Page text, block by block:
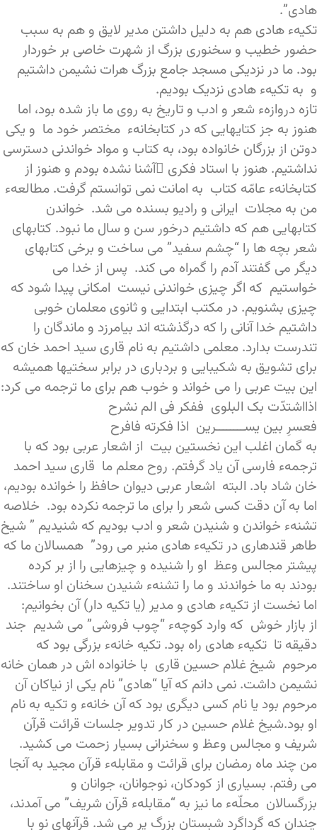
هادی”.
تکیهء هادی هم به دلیل داشتن مدیر لایق و هم به سبب
حضور خطیب و سخنوری بزرگ از شهرت خاصی بر خوردار
بود. ما در نزدیکی مسجد جامع بزرگ هرات نشیمن داشتیم
و به تکیهء هادی نزدیک بودیم.
تازه دروازهء شعر و ادب و تاریخ به روی ما باز شده بود، اما
هنوز به جز کتایهایی که در کتابخانهء مختصر خود ما و یکی
دوتن از بزرگان خانواده بود، به کتاب و مواد خواندنی دسترسی
نداشتیم. هنوز با استاد فکری َآشنا نشده بودم و هنوز از
کتابخانهء عامّه کتاب به امانت نمی توانستم گرفت. مطالعهء
من به مجلات ایرانی و رادیو بسنده می شد. خواندن
کتابهایی هم که داشتیم درخور سن و سال ما نبود. کتابهای
شعر بچه ها را “چشم سفید” می ساخت و برخی کتابهای
دیگر می گفتند آدم را گمراه می کند. پس از خدا می
خواستیم که اگر چیزی خواندنی نیست امکانی پیدا شود که
چیزی بشنویم. در مکتب ابتدایی و ثانوی معلمان خوبی
داشتیم خدا آنانی را که درگذشته اند بیامرزد و ماندگان را
تندرست بدارد. معلمی داشتیم به نام قاری سید احمد خان که
برای تشویق به شکیبایی و بردباری در برابر سختیها همیشه
این بیت عربی را می خواند و خوب هم برای ما ترجمه می کرد:
اذااشتدّت بک البلوی ففکر فی الم نشرح
فعسرِ بین یســــــــرین اذا فکرته فافرح
به گمان اغلب این نخستین بیت از اشعار عربی بود که با
ترجمهء فارسی آن یاد گرفتم. روح معلم ما قاری سید احمد
خان شاد باد. البته اشعار عربی دیوان حافظ را خوانده بودیم،
اما به آن دقت کسی شعر را برای ما ترجمه نکرده بود. خلاصه
تشنهء خواندن و شنیدن شعر و ادب بودیم که شنیدیم ” شیخ
طاهر قندهاری در تکیهء هادی منبر می رود” همسالان ما که
پیشتر مجالس وعظ او را شنیده و چیزهایی را از بر کرده
بودند به ما خواندند و ما را تشنهء شنیدن سخنان او ساختند.
اما نخست از تکیهء هادی و مدیر (یا تکیه دار) آن بخوانیم:
از بازار خوش که وارد کوچهء “چوب فروشی” می شدیم جند
دقیقه تا تکیهء هادی راه بود. تکیه خانهء بزرگی بود که
مرحوم شیخ غلام حسین قاری با خانواده اش در همان خانه
نشیمن داشت. نمی دانم که آیا “هادی” نام یکی از نیاکان آن
مرحوم بود یا نام کسی دیگری بود که آن خانهء و تکیه به نام
او بود.شیخ غلام حسین در کار تدویر جلسات قرائت قرآن
شریف و مجالس وعظ و سخنرانی بسیار زحمت می کشید.
من چند ماه رمضان برای قرائت و مقابلهء قرآن مجید به آنجا
می رفتم. بسیاری از کودکان، نوجوانان، جوانان و
بزرگسالان محلّهء ما نیز به “مقابلهء قرآن شریف” می آمدند،
چندان که گرداگرد شبستان بزرگ پر می شد. قرآنهای نو با